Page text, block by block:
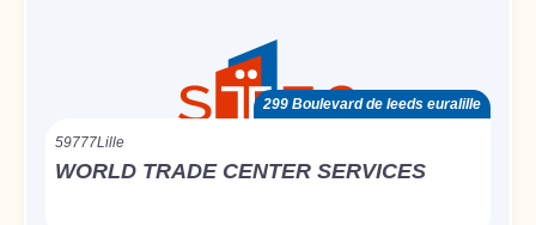
299 Boulevard de leeds euralille
59777Lille
WORLD TRADE CENTER SERVICES